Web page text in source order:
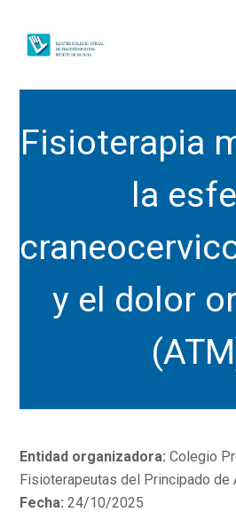
Fisioterapia
la
y el dolor
Entidad organizadora: Colegio
Fisioterapeutas del Principado de
Fecha: 24/10/2025